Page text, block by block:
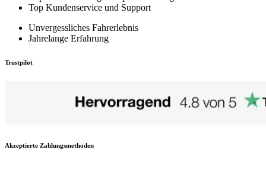
Top Kundenservice und Support
Unvergessliches Fahrerlebnis
Jahrelange Erfahrung
Trustpilot
Akzeptierte Zahlungsmethoden